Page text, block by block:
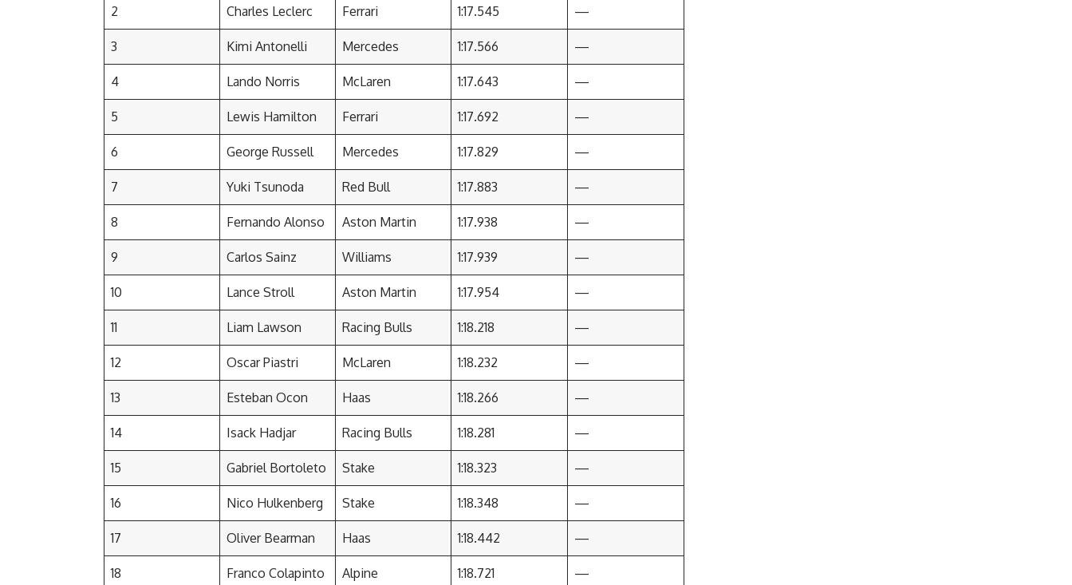
2 Charles Leclerc Ferrari 1:17.545 —
3 Kimi Antonelli Mercedes 1:17.566 —
4 Lando Norris McLaren 1:17.643 —
5 Lewis Hamilton Ferrari 1:17.692 —
6 George Russell Mercedes 1:17.829 —
7 Yuki Tsunoda Red Bull 1:17.883 —
8 Fernando Alonso Aston Martin 1:17.938 —
9 Carlos Sainz Williams 1:17.939 —
10 Lance Stroll Aston Martin 1:17.954 —
11 Liam Lawson Racing Bulls 1:18.218 —
12 Oscar Piastri McLaren 1:18.232 —
13 Esteban Ocon Haas 1:18.266 —
14 Isack Hadjar Racing Bulls 1:18.281 —
15 Gabriel Bortoleto Stake 1:18.323 —
16 Nico Hulkenberg Stake 1:18.348 —
17 Oliver Bearman Haas 1:18.442 —
18 Franco Colapinto Alpine 1:18.721 —